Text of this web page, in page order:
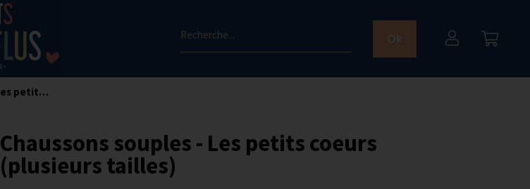
Recherche... Ok
Chaussons souples - Les petits coeurs (plusieurs tailles)
Chaussons souples - Les petits coeurs
(plusieurs tailles)